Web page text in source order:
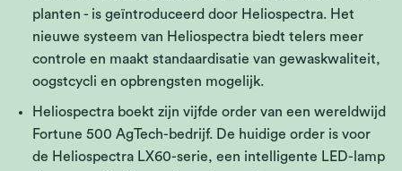
planten - is geïntroduceerd door Heliospectra. Het
nieuwe systeem van Heliospectra biedt telers meer
controle en maakt standaardisatie van gewaskwaliteit,
oogstcycli en opbrengsten mogelijk.
Heliospectra boekt zijn vijfde order van een wereldwijd
Fortune 500 AgTech-bedrijf. De huidige order is voor
de Heliospectra LX60-serie, een intelligente LED-lamp